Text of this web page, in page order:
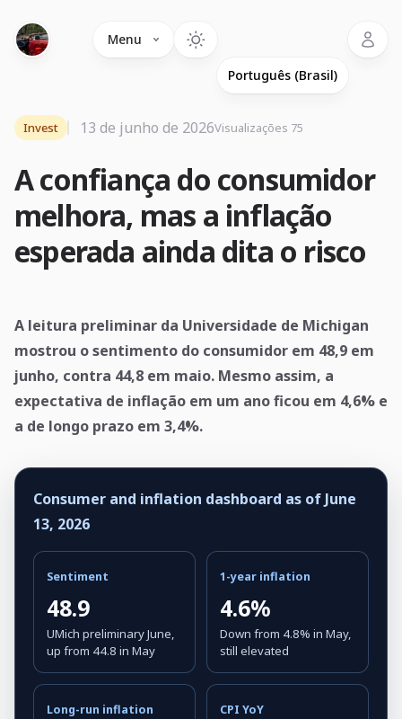
Menu
A confiança do consumidor
melhora, mas a inflação
esperada ainda dita o risco
Invest 13 de junho de 2026Visualizações 75
A leitura preliminar da Universidade de Michigan
mostrou o sentimento do consumidor em 48,9 em
junho, contra 44,8 em maio. Mesmo assim, a
expectativa de inflação em um ano ficou em 4,6% e
a de longo prazo em 3,4%.
Consumer and inflation dashboard as of June
13, 2026
Sentiment
48.9
UMich preliminary June,
up from 44.8 in May
1-year inflation
4.6%
Down from 4.8% in May,
still elevated
Long-run inflation CPI YoY